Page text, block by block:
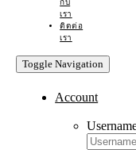
เรา
ติดต่อ
เรา
Toggle Navigation
Account